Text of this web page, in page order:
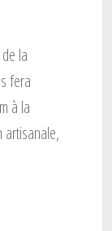
de la
fera
à la